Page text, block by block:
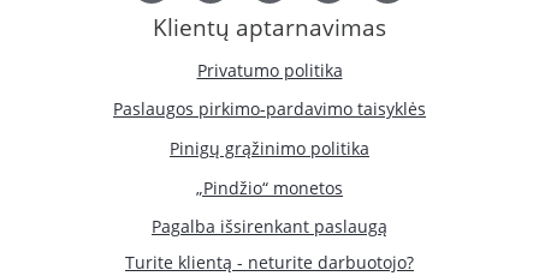
Klientų aptarnavimas
Privatumo politika
Paslaugos pirkimo-pardavimo taisyklės
Pinigų grąžinimo politika
„Pindžio“ monetos
Pagalba išsirenkant paslaugą
Turite klientą - neturite darbuotojo?